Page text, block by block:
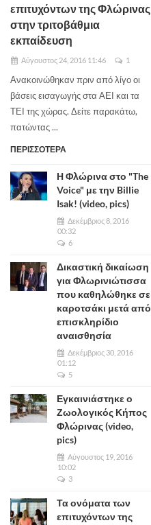
επιτυχόντων της Φλώρινας
στην τριτοβάθμια
εκπαίδευση
Αύγουστος 24, 2016 11:46 1
Ανακοινώθηκαν πριν από λίγο οι
βάσεις εισαγωγής στα ΑΕΙ και τα
ΤΕΙ της χώρας. Δείτε παρακάτω,
πατώντας ...
ΠΕΡΙΣΣΟΤΕΡΑ
Η Φλώρινα στο "The
Voice" με την Billie
Isak! (video, pics)
Δεκέμβριος 8, 2016
00:32
6
Δικαστική δικαίωση
για Φλωρινιώτισσα
που καθηλώθηκε σε
καροτσάκι μετά από
επισκληρίδιο
αναισθησία
Δεκέμβριος 30, 2016
01:12
5
Εγκαινιάστηκε ο
Ζωολογικός Κήπος
Φλώρινας (video,
pics)
Αύγουστος 19, 2016
10:02
3
Τα ονόματα των
επιτυχόντων της